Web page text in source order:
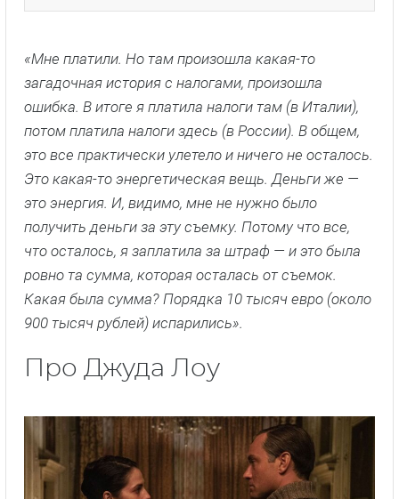
«Мне платили. Но там произошла какая-то
загадочная история с налогами, произошла
ошибка. В итоге я платила налоги там (в Италии),
потом платила налоги здесь (в России). В общем,
это все практически улетело и ничего не осталось.
Это какая-то энергетическая вещь. Деньги же —
это энергия. И, видимо, мне не нужно было
получить деньги за эту съемку. Потому что все,
что осталось, я заплатила за штраф — и это была
ровно та сумма, которая осталась от съемок.
Какая была сумма? Порядка 10 тысяч евро (около
900 тысяч рублей) испарились».
Про Джуда Лоу